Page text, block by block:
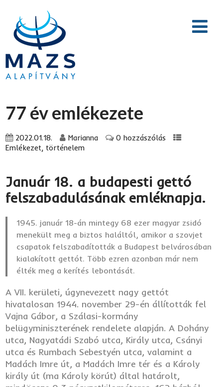
77 év emlékezete
2022.01.18. Marianna
0 hozzászólás
Emlékezet, történelem
Január 18. a budapesti gettó
felszabadulásának emléknapja.
1945. január 18-án mintegy 68 ezer magyar zsidó
menekült meg a biztos haláltól, amikor a szovjet
csapatok felszabadították a Budapest belvárosában
kialakított gettót. Több ezren azonban már nem
élték meg a kerítés lebontását.
A VII. kerületi, úgynevezett nagy gettót
hivatalosan 1944. november 29-én állították fel
Vajna Gábor, a Szálasi-kormány
belügyminiszterének rendelete alapján. A Dohány
utca, Nagyatádi Szabó utca, Király utca, Csányi
utca és Rumbach Sebestyén utca, valamint a
Madách Imre út, a Madách Imre tér és a Károly
király út (ma Károly körút) által határolt,